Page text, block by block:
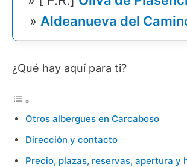
» Aldeanueva del
¿Qué hay aquí para ti?
Otros albergues en Carcaboso
Dirección y contacto
Precio, plazas, reservas, apertura y